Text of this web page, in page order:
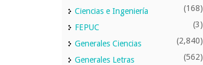
Ciencias e Ingeniería (168)
FEPUC (3)
Generales Ciencias (2,840)
Generales Letras (562)